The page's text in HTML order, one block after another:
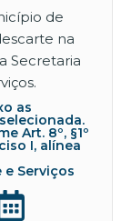
de
na
Secretaria
as
Art. 8º, §1º
I, alínea
Serviços